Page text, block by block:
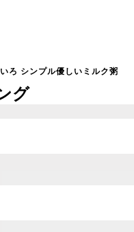
ろ シンプル優しいミルク粥
グ